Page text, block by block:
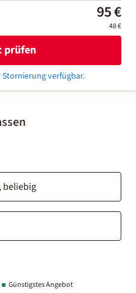
Günstigstes Angebot
95 €
48 €
prüfen
verfügbar.